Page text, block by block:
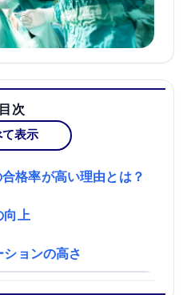
目次
表示
格率が高い理由とは？
向上
ョンの高さ